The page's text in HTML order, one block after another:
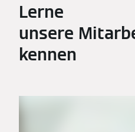
Lerne
unsere
kennen